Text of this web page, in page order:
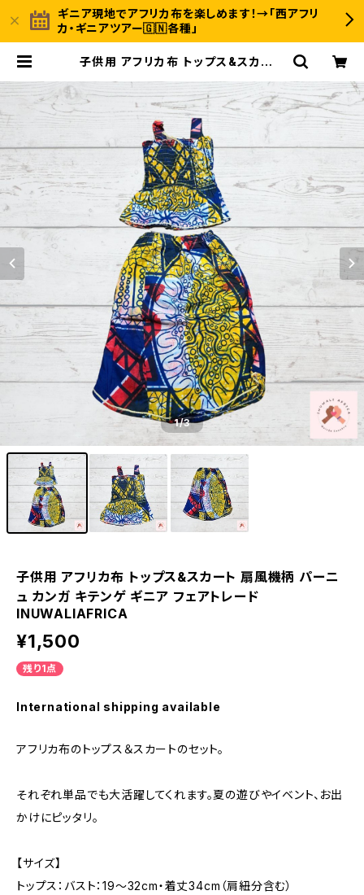
ギニア現地でアフリカ布を楽しめます！→「西アフリ
カ・ギニアツアー🇬🇳各種」
子供用 アフリカ布 トップス&スカート
ニア フェアトレード INUWALIAFRI
CA | 〈INUWALI AFRICA イヌワリ
アフリカ〉ギニア発のアフリカ布ファッ
ション＆ジャンベのオンラインストア
1/3
子供用 アフリカ布 トップス&スカート 扇風機柄 パーニ
ュ カンガ キテンゲ ギニア フェアトレード
INUWALIAFRICA
¥1,500
残り1点
International shipping available
アフリカ布のトップス＆スカートのセット。
それぞれ単品でも大活躍してくれます。夏の遊びやイベント、お出
かけにピッタリ。
【サイズ】
トップス：バスト：19〜32cm・着丈34cm（肩紐分含む）